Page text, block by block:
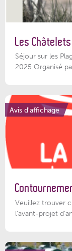
Les
Séjour sur les
2025 Organisé
Avis d'affichage
Veuillez trouver
l'avant-projet